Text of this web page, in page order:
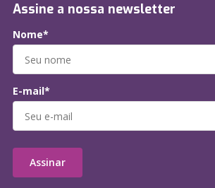
Assine a nossa newsletter
Nome*
E-mail*
Assinar